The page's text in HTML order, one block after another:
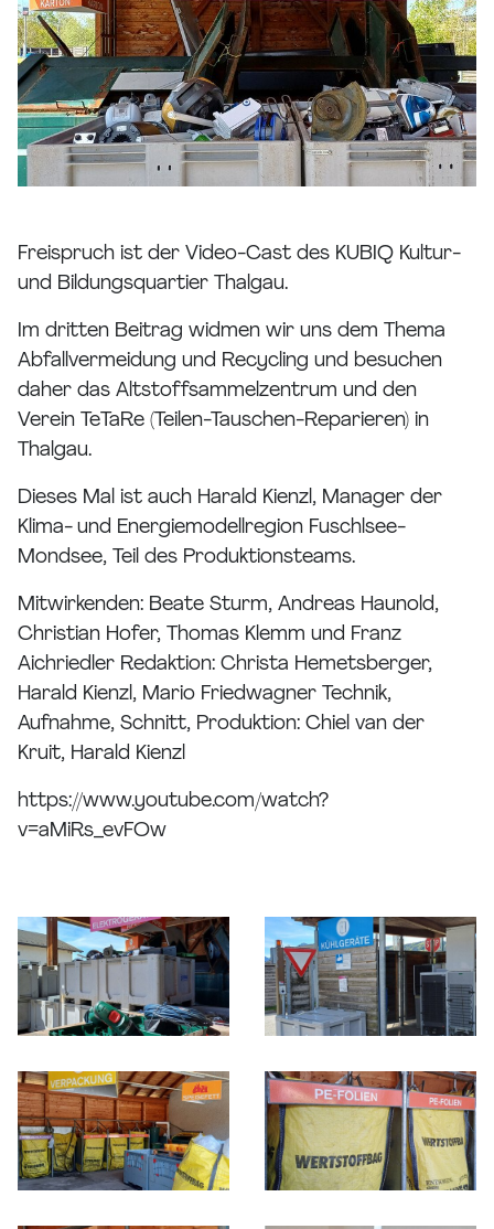
Freispruch ist der Video-Cast des KUBIQ Kultur-
und Bildungsquartier Thalgau.
Im dritten Beitrag widmen wir uns dem Thema
Abfallvermeidung und Recycling und besuchen
daher das Altstoffsammelzentrum und den
Verein TeTaRe (Teilen-Tauschen-Reparieren) in
Thalgau.
Dieses Mal ist auch Harald Kienzl, Manager der
Klima- und Energiemodellregion Fuschlsee-
Mondsee, Teil des Produktionsteams.
Mitwirkenden: Beate Sturm, Andreas Haunold,
Christian Hofer, Thomas Klemm und Franz
Aichriedler Redaktion: Christa Hemetsberger,
Harald Kienzl, Mario Friedwagner Technik,
Aufnahme, Schnitt, Produktion: Chiel van der
Kruit, Harald Kienzl
https://www.youtube.com/watch?
v=aMiRs_evFOw